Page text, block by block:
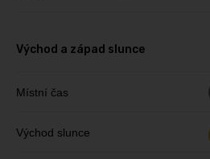
Východ a západ slunce
Místní čas
Východ slunce